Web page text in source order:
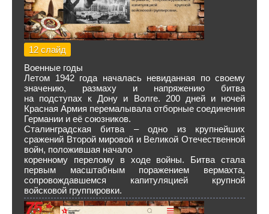
12 слайд
Военные годы
Летом 1942 года началась невиданная по своему
значению, размаху и напряжению битва
на подступах к Дону и Волге. 200 дней и ночей
Красная Армия перемалывала отборные соединения
Германии и её союзников.
Сталинградская битва – одно из крупнейших
сражений Второй мировой и Великой Отечественной
войн, положившая начало
коренному перелому в ходе войны. Битва стала
первым масштабным поражением вермахта,
сопровождавшемся капитуляцией крупной
войсковой группировки.